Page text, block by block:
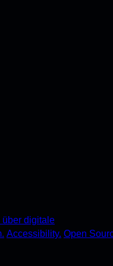
über digitale
Accessibility. Open